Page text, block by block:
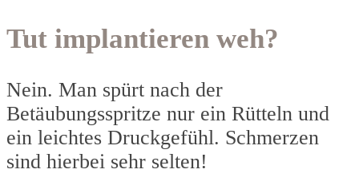
Tut implantieren weh?
Nein. Man spürt nach der
Betäubungsspritze nur ein Rütteln und
ein leichtes Druckgefühl. Schmerzen
sind hierbei sehr selten!